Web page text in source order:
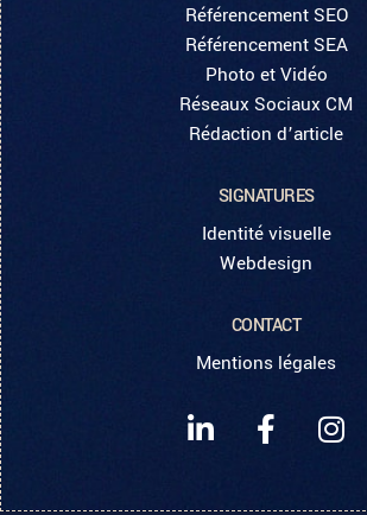
Référencement SEO
Référencement SEA
Photo et Vidéo
Réseaux Sociaux CM
Rédaction d’article
SIGNATURES
Identité visuelle
Webdesign
CONTACT
Mentions légales